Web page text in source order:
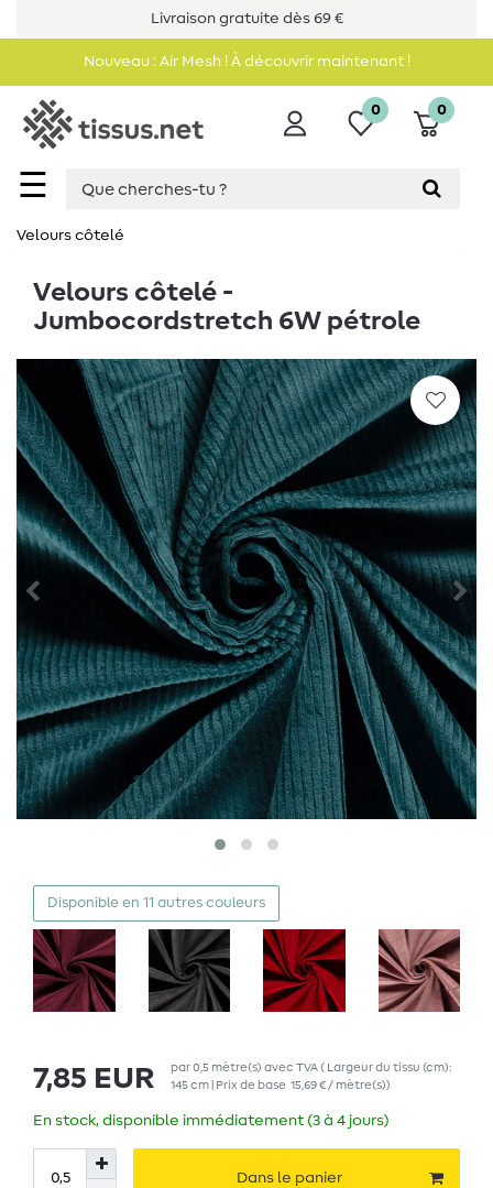
Livraison gratuite dès 69 €
Nouveau : Air Mesh ! À découvrir maintenant !
☰
0 0
Velours côtelé
Velours côtelé -
Jumbocordstretch 6W pétrole
Disponible en 11 autres couleurs
7,85 EUR par0,5 mètre(s) avec TVA( Largeur du tissu (cm):
145 cm | Prix de base 15,69 € / mètre(s))
En stock, disponible immédiatement (3 à 4 jours)
Dans le panier